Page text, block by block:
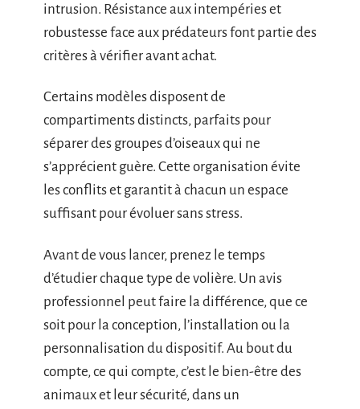
intrusion. Résistance aux intempéries et
robustesse face aux prédateurs font partie des
critères à vérifier avant achat.
Certains modèles disposent de
compartiments distincts, parfaits pour
séparer des groupes d’oiseaux qui ne
s’apprécient guère. Cette organisation évite
les conflits et garantit à chacun un espace
suffisant pour évoluer sans stress.
Avant de vous lancer, prenez le temps
d’étudier chaque type de volière. Un avis
professionnel peut faire la différence, que ce
soit pour la conception, l’installation ou la
personnalisation du dispositif. Au bout du
compte, ce qui compte, c’est le bien-être des
animaux et leur sécurité, dans un